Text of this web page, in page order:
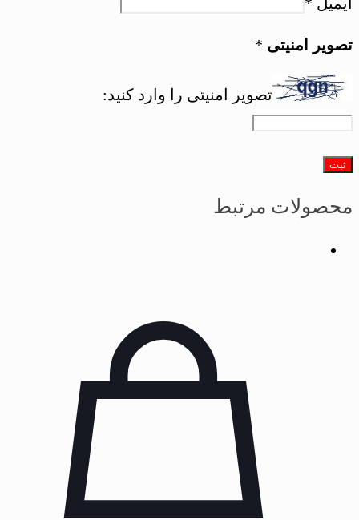
تصویر امنیتی *
تصویر امنیتی را وارد کنید:
محصولات مرتبط